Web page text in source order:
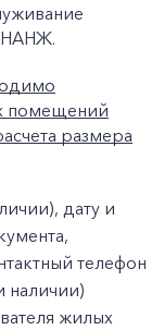
помещений
размера
дату и
телефон
наличии)
жилых